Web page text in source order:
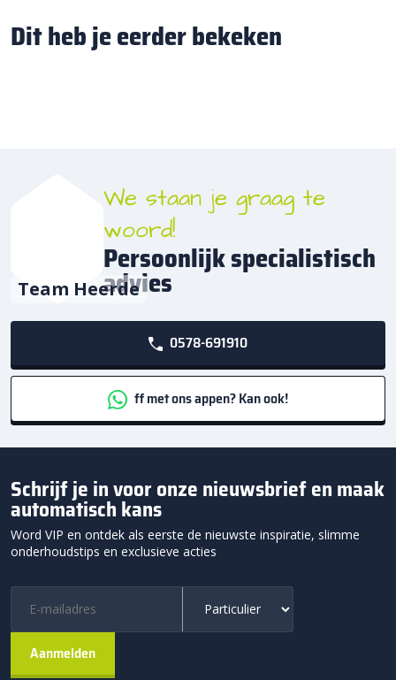
Dit heb je eerder bekeken
Team Heerde
We staan je graag te
woord!
Persoonlijk specialistisch
advies
0578-691910
ff met ons appen? Kan ook!
Schrijf je in voor onze nieuwsbrief en maak
automatisch kans
Word VIP en ontdek als eerste de nieuwste inspiratie, slimme
onderhoudstips en exclusieve acties